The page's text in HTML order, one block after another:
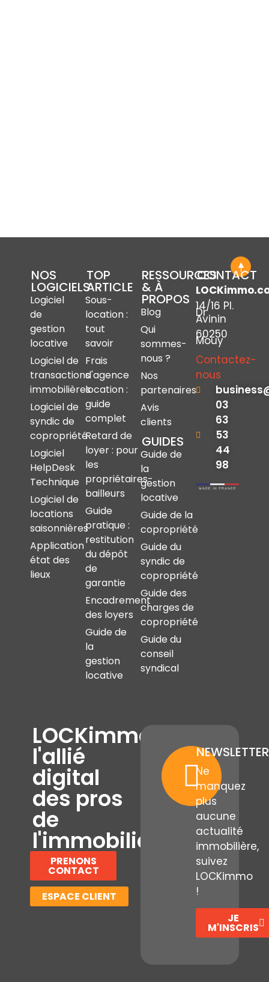
NOS
LOGICIELS
Logiciel
de
gestion
locative
Logiciel de
transactions
immobilières
Logiciel de
syndic de
copropriété
Logiciel
HelpDesk
Technique
Logiciel de
locations
saisonnières
Application
état des
lieux
TOP
ARTICLE
Sous-
location :
tout
savoir
Frais
d'agence
location :
guide
complet
Retard de
loyer : pour
les
propriétaires-
bailleurs
Guide
pratique :
restitution
du dépôt
de
garantie
Encadrement
des loyers
Guide de
la
gestion
locative
RESSOURCES
& À
PROPOS
Blog
Qui
sommes-
nous ?
Nos
partenaires
Avis
clients
GUIDES
Guide de
la
gestion
locative
Guide de la
copropriété
Guide du
syndic de
copropriété
Guide des
charges de
copropriété
Guide du
conseil
syndical
CONTACT
14/16 Pl.
Dr
Avinin
60250
Mouy
Contactez-
nous
03
63
53
44
98
LOCKimmo,
l'allié
digital
des pros
de
l'immobilier
PRENONS
CONTACT
ESPACE CLIENT
NEWSLETTER
Ne
manquez
plus
aucune
actualité
immobilière,
suivez
LOCKimmo
!
JE
M'INSCRIS